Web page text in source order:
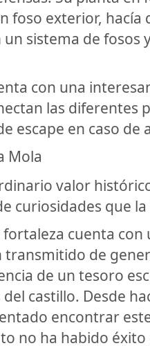
foso exterior, hacía
sistema de
con una
las diferentes
escape en caso de
Mola
valor
curiosidades que
fortaleza cuenta
transmitido de
de un tesoro
castillo. Desde
encontrar
no ha habido éxito